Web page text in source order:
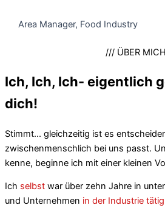
Area Manager, Food Industry
/// ÜBER MICH
Ich, Ich, Ich- eigentlich
dich!
Stimmt... gleichzeitig ist es
zwischenmenschlich bei uns passt.
kenne, beginne ich mit einer kleinen
Ich selbst war über zehn Jahre in
und Unternehmen in der Industrie tätig